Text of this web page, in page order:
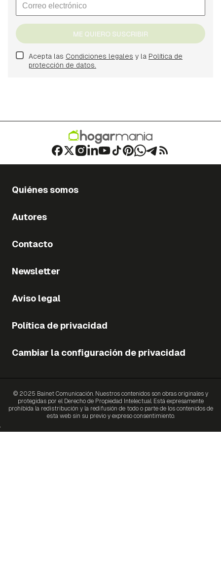
ME QUIERO SUSCRIBIR
Acepta las Condiciones legales y la Política de
protección de datos.
Quiénes somos
Autores
Contacto
Newsletter
Aviso legal
Política de privacidad
Cambiar la configuración de privacidad
© 2025 Bainet Comunicación. Nuestros contenidos son obras originales y
protegidas por el Derecho de Propiedad Intelectual. Está expresamente
prohibida la redistribución y la redifusión de todo o parte de los contenidos de
esta web sin su previo y expreso consentimiento.